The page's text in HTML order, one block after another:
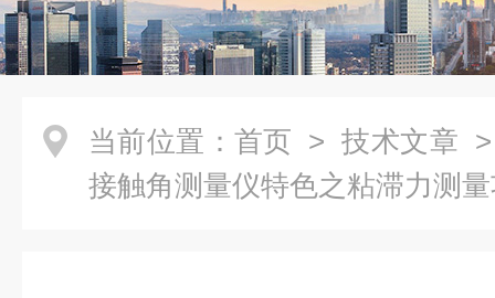
当前位置： 首页 > 技术文章
接触角测量仪特色之粘滞力测